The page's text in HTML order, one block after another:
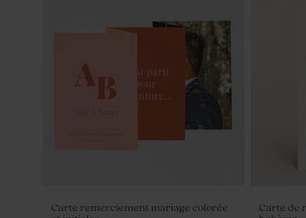
pour toujours (et fleurs séchées*)
Faire
Carte remerciement mariage colorée
Carte de